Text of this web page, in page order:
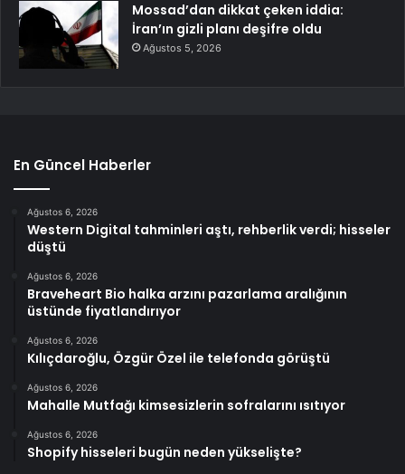
Mossad’dan dikkat çeken iddia:
İran’ın gizli planı deşifre oldu
Ağustos 5, 2026
En Güncel Haberler
Ağustos 6, 2026
Western Digital tahminleri aştı, rehberlik verdi; hisseler
düştü
Ağustos 6, 2026
Braveheart Bio halka arzını pazarlama aralığının
üstünde fiyatlandırıyor
Ağustos 6, 2026
Kılıçdaroğlu, Özgür Özel ile telefonda görüştü
Ağustos 6, 2026
Mahalle Mutfağı kimsesizlerin sofralarını ısıtıyor
Ağustos 6, 2026
Shopify hisseleri bugün neden yükselişte?